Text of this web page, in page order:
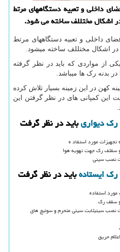
داخلی و تعبیه دستگاههای مرتط
اشكال مختللف ساخته می شود.
داخلی و تعبیه دستگاههای مرتط
اشکال مختللف ساخته میشود.
از مواردی که باید در نظر گرفته
بدنه رک ها میباشد.
کهن در این زمینه بسیار تلاش کرده
این کمپانی های در نظر گرفتن این
رک دیواریباید در نظر گرفت
مورد استفاد ه
سقثف رک جهت تهویه هوا
نصب سینی
رک ایستادهباید در نظر گرفت
استفاده
و سقف رک
سینیثابت سینی متحرم و سوئیچ های
حریق